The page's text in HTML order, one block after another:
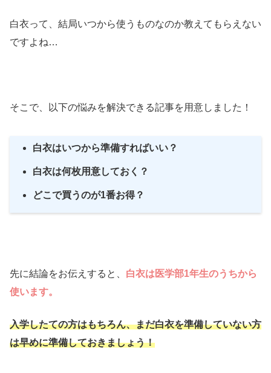
白衣って、結局いつから使うものなのか教えてもらえない
ですよね…
そこで、以下の悩みを解決できる記事を用意しました！
白衣はいつから準備すればいい？
白衣は何枚用意しておく？
どこで買うのが1番お得？
先に結論をお伝えすると、 白衣は医学部1年生のうちから
使います。
入学したての方はもちろん、まだ白衣を準備していない方
は早めに準備しておきましょう！